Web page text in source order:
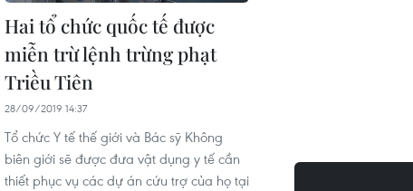
Hai tổ chức quốc tế được
miễn trừ lệnh trừng phạt
Triều Tiên
28/09/2019 14:37
Tổ chức Y tế thế giới và Bác sỹ Không
biên giới sẽ được đưa vật dụng y tế cần
thiết phục vụ các dự án cứu trợ của họ tại